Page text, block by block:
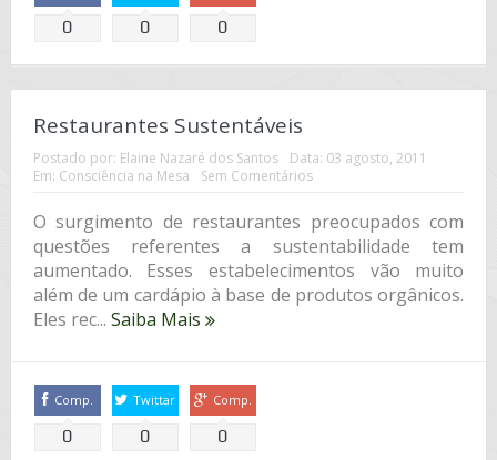
0 0 0
Restaurantes Sustentáveis
Postado por: Elaine Nazaré dos Santos Data: 03 agosto, 2011
Em: Consciência na Mesa Sem Comentários
O surgimento de restaurantes preocupados com
questões referentes a sustentabilidade tem
aumentado. Esses estabelecimentos vão muito
além de um cardápio à base de produtos orgânicos.
Eles rec... Saiba Mais
Comp.
0
Twittar
0
Comp.
0